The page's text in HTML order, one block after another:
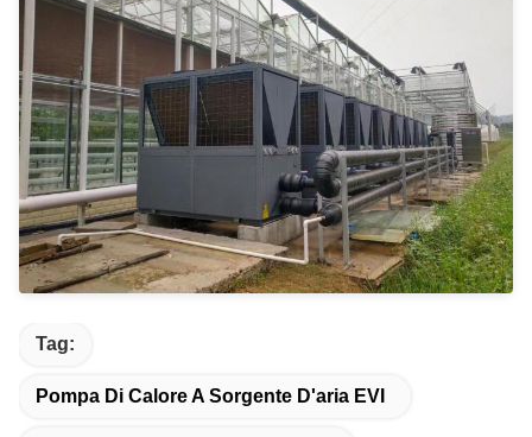
Tag:
Pompa Di Calore A Sorgente D'aria EVI